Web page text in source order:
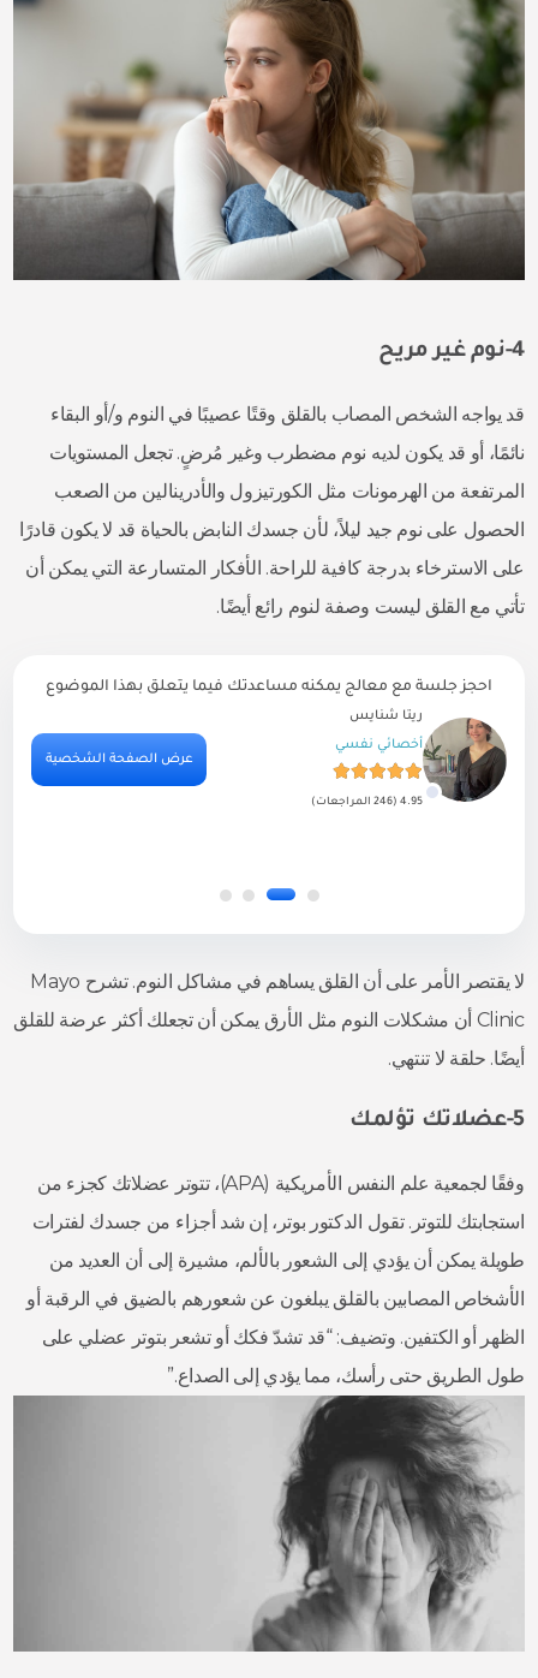
4-نوم غير مريح
قد يواجه الشخص المصاب بالقلق وقتًا عصيبًا في النوم و/أو البقاء
نائمًا، أو قد يكون لديه نوم مضطرب وغير مُرضٍ. تجعل المستويات
المرتفعة من الهرمونات مثل الكورتيزول والأدرينالين من الصعب
الحصول على نوم جيد ليلاً، لأن جسدك النابض بالحياة قد لا يكون قادرًا
على الاسترخاء بدرجة كافية للراحة. الأفكار المتسارعة التي يمكن أن
تأتي مع القلق ليست وصفة لنوم رائع أيضًا.
احجز جلسة مع معالج يمكنه مساعدتك فيما يتعلق بهذا الموضوع
محمد الشامي
طبيب نفسي
4.61 (639 المراجعات)
عرض الصفحة الشخصية
لا يقتصر الأمر على أن القلق يساهم في مشاكل النوم. تشرح Mayo
Clinic أن مشكلات النوم مثل الأرق يمكن أن تجعلك أكثر عرضة للقلق
أيضًا. حلقة لا تنتهي.
5-عضلاتك تؤلمك
وفقًا لجمعية علم النفس الأمريكية (APA)، تتوتر عضلاتك كجزء من
استجابتك للتوتر. تقول الدكتور بوتر، إن شد أجزاء من جسدك لفترات
طويلة يمكن أن يؤدي إلى الشعور بالألم، مشيرة إلى أن العديد من
الأشخاص المصابين بالقلق يبلغون عن شعورهم بالضيق في الرقبة أو
الظهر أو الكتفين. وتضيف: “قد تشدّ فكك أو تشعر بتوتر عضلي على
طول الطريق حتى رأسك، مما يؤدي إلى الصداع.”